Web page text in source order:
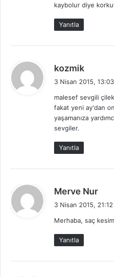
kaybolur diye
Yanıtla
kozmik
i
k
i
3 Nisan 2015, 13:03
malesef sevgili
fakat yeni ay'dan
yaşamanıza
sevgiler.
Yanıtla
Merve Nur
i
3 Nisan 2015, 21:12
Merhaba, saç
Yanıtla